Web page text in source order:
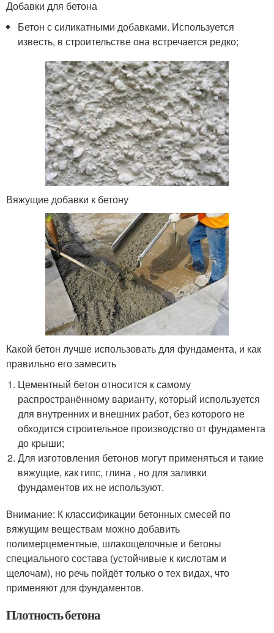
Добавки для бетона
Бетон с силикатными добавками. Используется
известь, в строительстве она встречается редко;
Вяжущие добавки к бетону
Какой бетон лучше использовать для фундамента, и как
правильно его замесить
Цементный бетон относится к самому
распространённому варианту, который используется
для внутренних и внешних работ, без которого не
обходится строительное производство от фундамента
до крыши;
Для изготовления бетонов могут применяться и такие
вяжущие, как гипс, глина , но для заливки
фундаментов их не используют.
Внимание: К классификации бетонных смесей по
вяжущим веществам можно добавить
полимерцементные, шлакощелочные и бетоны
специального состава (устойчивые к кислотам и
щелочам), но речь пойдёт только о тех видах, что
применяют для фундаментов.
Плотность бетона